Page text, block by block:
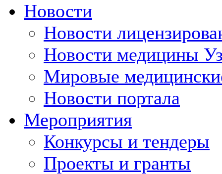
Новости
Новости
Новости медицины
Мировые
Новости портала
Мероприятия
Конкурсы и тендеры
Проекты и гранты